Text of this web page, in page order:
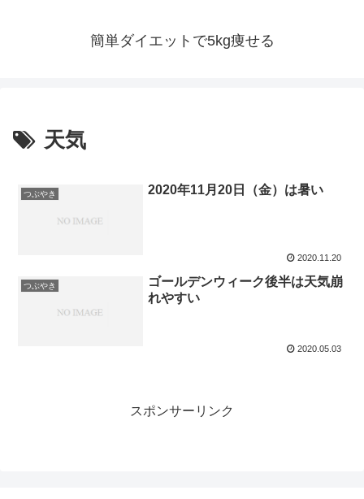
簡単ダイエットで5kg痩せる
天気
つぶやき 2020年11月20日（金）は暑い
2020.11.20
つぶやき
ゴールデンウィーク後半は天気崩
れやすい
2020.05.03
スポンサーリンク